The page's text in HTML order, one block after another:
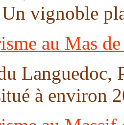
vignoble
au Mas
Languedoc,
à environ